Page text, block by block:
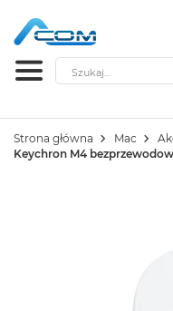
Szukaj
Strona główna Mac
Keychron M4